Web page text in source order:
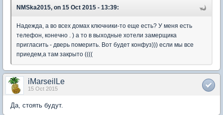
NMSka2015, on 15 Oct 2015 - 13:39:
Надежда, а во всех домах ключники-то еще есть? У меня есть
телефон, конечно . ) а то в выходные хотели замерщика
пригласить - дверь померить. Вот будет конфуз))) если мы все
приедем,а там закрыто ((((
iMarseilLe
15 Oct 2015
Да, стоять будут.